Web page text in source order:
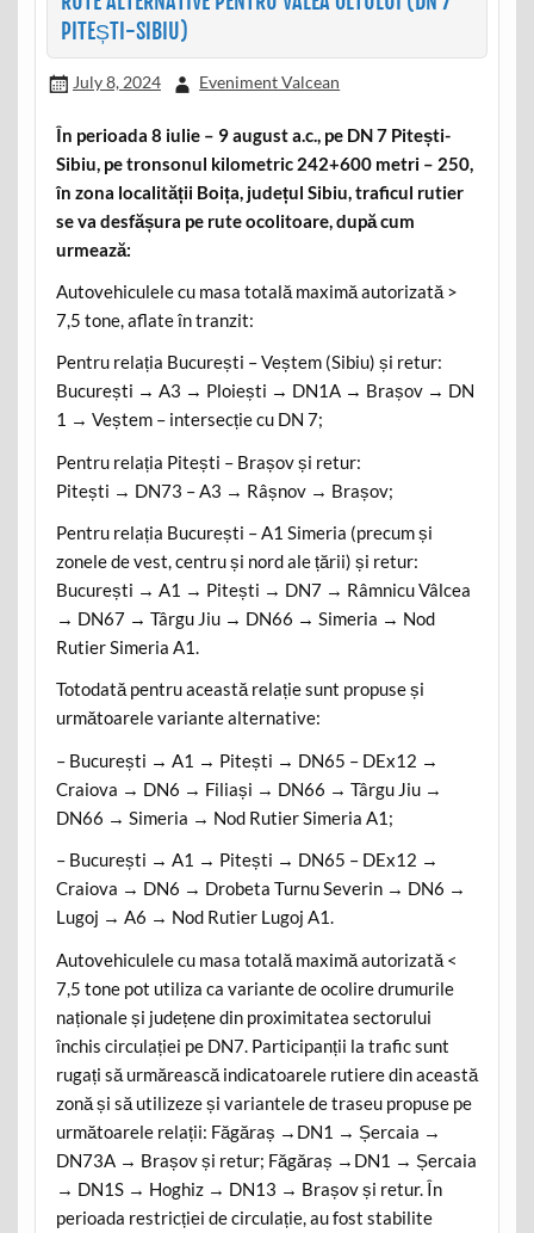
PITEȘTI-SIBIU)
July 8, 2024 Eveniment Valcean
În perioada 8 iulie – 9 august a.c., pe DN 7 Pitești-
Sibiu, pe tronsonul kilometric 242+600 metri – 250,
în zona localității Boița, județul Sibiu, traficul rutier
se va desfășura pe rute ocolitoare, după cum
urmează:
Autovehiculele cu masa totală maximă autorizată >
7,5 tone, aflate în tranzit:
Pentru relația București – Veștem (Sibiu) și retur:
București → A3 → Ploiești → DN1A → Brașov → DN
1 → Veștem – intersecție cu DN 7;
Pentru relația Pitești – Brașov și retur:
Pitești → DN73 – A3 → Râșnov → Brașov;
Pentru relația București – A1 Simeria (precum și
zonele de vest, centru și nord ale țării) și retur:
București → A1 → Pitești → DN7 → Râmnicu Vâlcea
→ DN67 → Târgu Jiu → DN66 → Simeria → Nod
Rutier Simeria A1.
Totodată pentru această relație sunt propuse și
următoarele variante alternative:
– București → A1 → Pitești → DN65 – DEx12 →
Craiova → DN6 → Filiași → DN66 → Târgu Jiu →
DN66 → Simeria → Nod Rutier Simeria A1;
– București → A1 → Pitești → DN65 – DEx12 →
Craiova → DN6 → Drobeta Turnu Severin → DN6 →
Lugoj → A6 → Nod Rutier Lugoj A1.
Autovehiculele cu masa totală maximă autorizată <
7,5 tone pot utiliza ca variante de ocolire drumurile
naționale și județene din proximitatea sectorului
închis circulației pe DN7. Participanții la trafic sunt
rugați să urmărească indicatoarele rutiere din această
zonă și să utilizeze și variantele de traseu propuse pe
următoarele relații: Făgăraș →DN1 → Șercaia →
DN73A → Brașov și retur; Făgăraș →DN1 → Șercaia
→ DN1S → Hoghiz → DN13 → Brașov și retur. În
perioada restricției de circulație, au fost stabilite